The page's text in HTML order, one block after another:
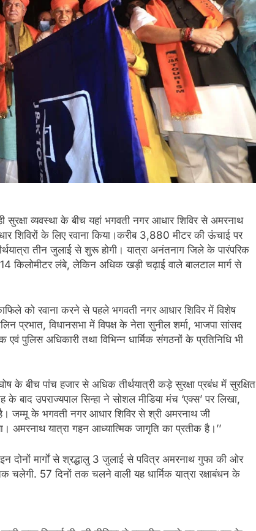
व्यवस्था के बीच यहां भगवती नगर आधार शिविर से अमरनाथ
शिविरों के लिए रवाना किया।करीब 3,880 मीटर की ऊंचाई पर
तीन जुलाई से शुरू होगी। यात्रा अनंतनाग जिले के पारंपरिक
किलोमीटर लंबे, लेकिन अधिक खड़ी चढ़ाई वाले बालटाल मार्ग से
को रवाना करने से पहले भगवती नगर आधार शिविर में विशेष
विधानसभा में विपक्ष के नेता सुनील शर्मा, भाजपा सांसद
पुलिस अधिकारी तथा विभिन्न धार्मिक संगठनों के प्रतिनिधि भी
के बीच पांच हजार से अधिक तीर्थयात्री कड़े सुरक्षा प्रबंध में सुरक्षित
के बाद उपराज्यपाल सिन्हा ने सोशल मीडिया मंच ‘एक्स’ पर लिखा,
है। जम्मू के भगवती नगर आधार शिविर से श्री अमरनाथ जी
अमरनाथ यात्रा गहन आध्यात्मिक जागृति का प्रतीक है।’’
मार्गों से श्रद्धालु 3 जुलाई से पवित्र अमरनाथ गुफा की ओर
57 दिनों तक चलने वाली यह धार्मिक यात्रा रक्षाबंधन के